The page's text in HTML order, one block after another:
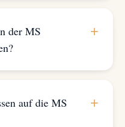
der MS
+
auf die MS
+